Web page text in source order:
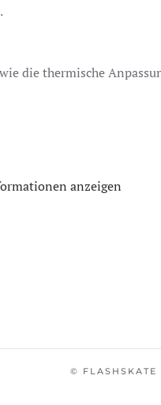
die thermische
anzeigen
© FLASHSKATE